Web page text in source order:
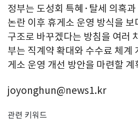
정부는 도성회 특혜·탈세 의혹
논란 이후 휴게소 운영 방식을
구조로 바꾸겠다는 방침을 여러
부는 직계약 확대와 수수료 체계
게소 운영 개선 방안을 마련할 계
joyonghun@news1.kr
관련 키워드